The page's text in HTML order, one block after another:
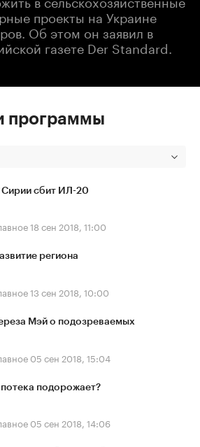
проекты на Украине
Об этом он заявил в
газете Der Standard.
программы
Сирии сбит ИЛ-20
18 сен 2018, 11:00
региона
13 сен 2018, 10:00
Мэй о подозреваемых
05 сен 2018, 15:04
подорожает?
05 сен 2018, 14:06